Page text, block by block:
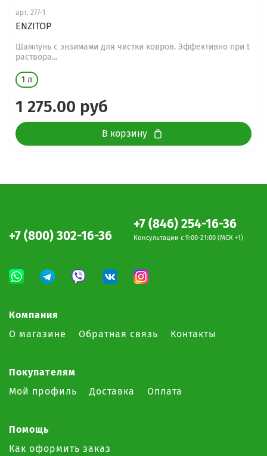
арт. 277-1
ENZITOP
Шампунь с энзимами для чистки ковров. Эффективно при t
раствора...
1 л
1 275.00 руб
В корзину
Компания
О магазине
Обратная связь Контакты
Покупателям
Мой профиль
Доставка Оплата
Помощь
Как оформить заказ
+7 (800) 302-16-36
+7 (846) 254-16-36
Консультации c 9:00-21:00 (МСК +1)